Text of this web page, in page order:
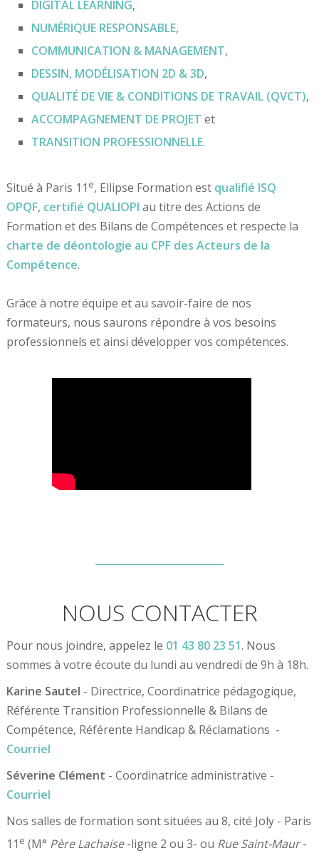
DIGITAL LEARNING,
NUMÉRIQUE RESPONSABLE,
COMMUNICATION & MANAGEMENT,
DESSIN, MODÉLISATION 2D & 3D,
QUALITÉ DE VIE & CONDITIONS DE TRAVAIL (QVCT),
ACCOMPAGNEMENT DE PROJET et
TRANSITION PROFESSIONNELLE.
Situé à Paris 11 e, Ellipse Formation est qualifié ISQ
OPQF, certifié QUALIOPI au titre des Actions de
Formation et des Bilans de Compétences et respecte la
charte de déontologie au CPF des Acteurs de la
Compétence.
Grâce à notre équipe et au savoir-faire de nos
formateurs, nous saurons répondre à vos besoins
professionnels et ainsi développer vos compétences.
NOUS CONTACTER
Pour nous joindre, appelez le 01 43 80 23 51. Nous
sommes à votre écoute du lundi au vendredi de 9h à 18h.
Karine Sautel - Directrice, Coordinatrice pédagogique,
Référente Transition Professionnelle & Bilans de
Compétence, Référente Handicap & Réclamations -
Courriel
Séverine Clément - Coordinatrice administrative -
Courriel
Nos salles de formation sont situées au 8, cité Joly - Paris
11 e (M° Père Lachaise-ligne 2 ou 3- ou Rue Saint-Maur-